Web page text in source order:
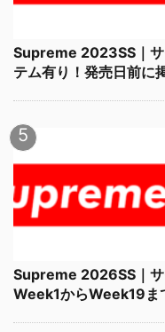
Supreme 2023SS｜サ
テム有り！発売日前に
Supreme 2026SS｜サ
Week1からWeek19ま